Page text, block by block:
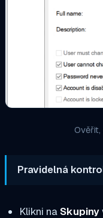
Pravidelná
Klikni naSkupiny